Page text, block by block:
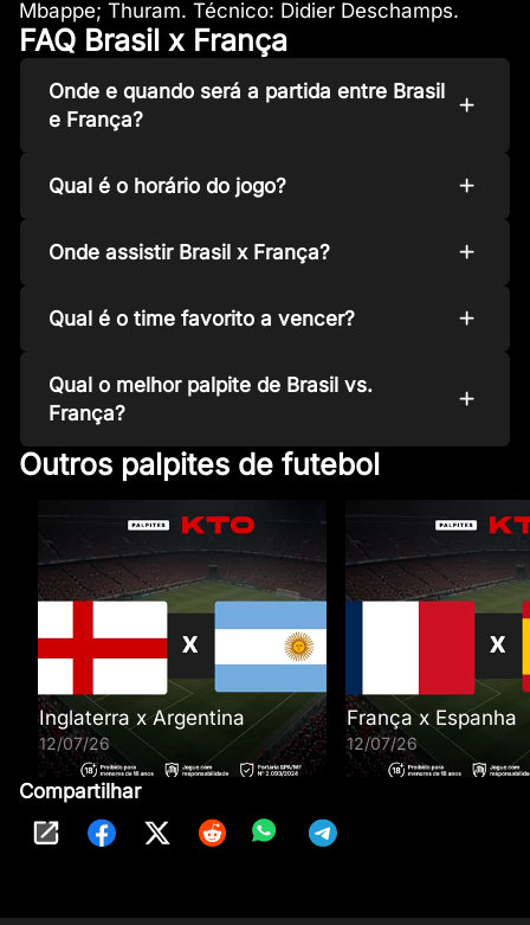
Mbappe; Thuram. Técnico: Didier Deschamps.
FAQ Brasil x França
Onde e quando será a partida entre Brasil
e França?
Qual é o horário do jogo?
Onde assistir Brasil x França?
Qual é o time favorito a vencer?
Qual o melhor palpite de Brasil vs.
França?
Outros palpites de futebol
Inglaterra x Argentina
12/07/26
França x Espanha
12/07/26
Compartilhar